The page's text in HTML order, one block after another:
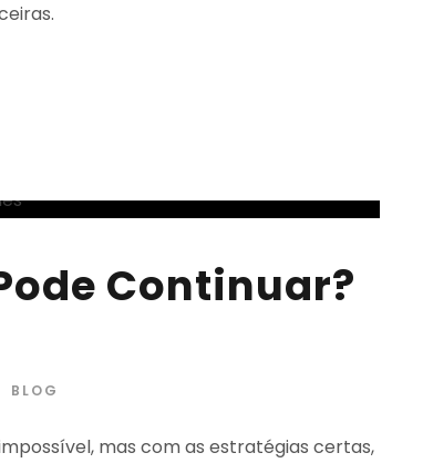
Continuar?
BLOG
mas com as estratégias certas,